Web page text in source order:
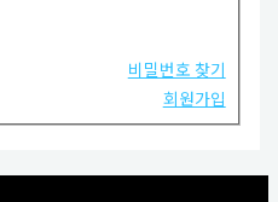
비밀번호 찾기
회원가입